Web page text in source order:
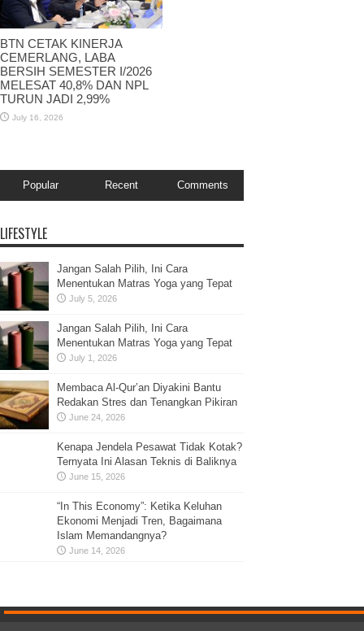
BTN CETAK KINERJA
CEMERLANG, LABA
BERSIH SEMESTER I/2026
MELESAT 40,8% DAN NPL
TURUN JADI 2,99%
July 16, 2026
Popular Recent Comments
LIFESTYLE
Jangan Salah Pilih, Ini Cara
Menentukan Matras Yoga yang Tepat
July 5, 2026
Jangan Salah Pilih, Ini Cara
Menentukan Matras Yoga yang Tepat
July 1, 2026
Membaca Al-Qur’an Diyakini Bantu
Redakan Stres dan Tenangkan Pikiran
June 24, 2026
Kenapa Jendela Pesawat Tidak Kotak?
Ternyata Ini Alasan Teknis di Baliknya
June 15, 2026
“In This Economy”: Ketika Keluhan
Ekonomi Menjadi Tren, Bagaimana
Islam Memandangnya?
June 14, 2026